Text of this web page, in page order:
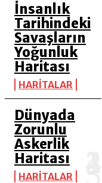
İnsanlık
Tarihindeki
Savaşların
Yoğunluk
Haritası
HARİTALAR
Dünyada
Zorunlu
Askerlik
Haritası
HARİTALAR